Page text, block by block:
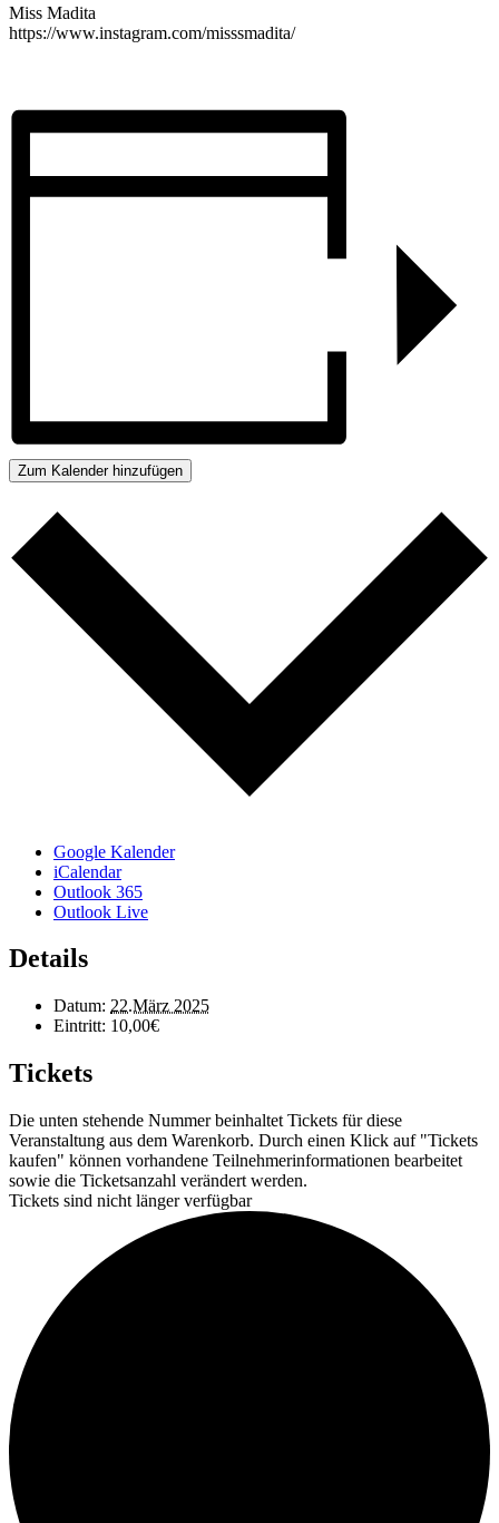
Miss Madita
https://www.instagram.com/misssmadita/
Zum Kalender hinzufügen
Google Kalender
iCalendar
Outlook 365
Outlook Live
Details
Datum: 22.März 2025
Eintritt: 10,00€
Tickets
Die unten stehende Nummer beinhaltet Tickets für diese
Veranstaltung aus dem Warenkorb. Durch einen Klick auf "Tickets
kaufen" können vorhandene Teilnehmerinformationen bearbeitet
sowie die Ticketsanzahl verändert werden.
Tickets sind nicht länger verfügbar